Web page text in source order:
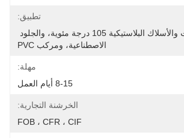
تطبيق:
الاصطناعية، ومركب PVC
مهلة:
8-15 أيام العمل
الخرشنة التجارية:
FOB ، CFR ، CIF